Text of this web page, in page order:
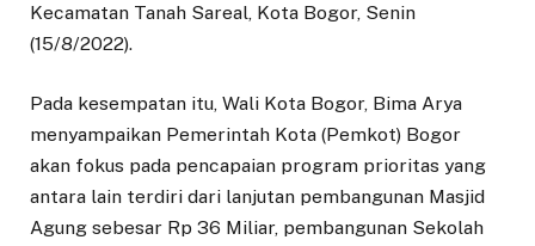
Kecamatan Tanah Sareal, Kota Bogor, Senin
(15/8/2022).
Pada kesempatan itu, Wali Kota Bogor, Bima Arya
menyampaikan Pemerintah Kota (Pemkot) Bogor
akan fokus pada pencapaian program prioritas yang
antara lain terdiri dari lanjutan pembangunan Masjid
Agung sebesar Rp 36 Miliar, pembangunan Sekolah